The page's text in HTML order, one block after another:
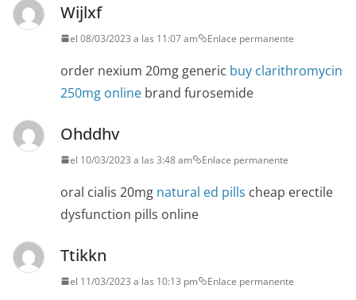
Wijlxf
el 08/03/2023 a las 11:07 am Enlace permanente
order nexium 20mg generic buy clarithromycin
250mg online brand furosemide
Ohddhv
el 10/03/2023 a las 3:48 am Enlace permanente
oral cialis 20mg natural ed pills cheap erectile
dysfunction pills online
Ttikkn
el 11/03/2023 a las 10:13 pm Enlace permanente